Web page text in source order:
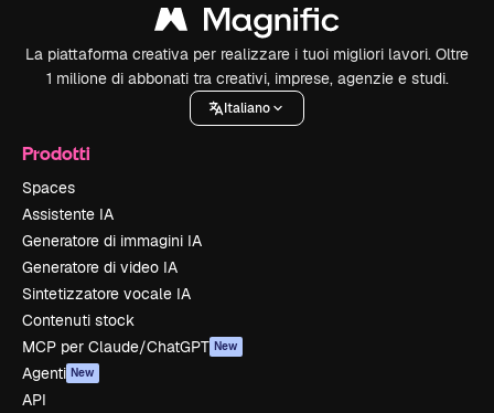
La piattaforma creativa per realizzare i tuoi migliori lavori. Oltre
1 milione di abbonati tra creativi, imprese, agenzie e studi.
Italiano
Prodotti
Spaces
Assistente IA
Generatore di immagini IA
Generatore di video IA
Sintetizzatore vocale IA
Contenuti stock
MCP per Claude/ChatGPT New
Agenti New
API